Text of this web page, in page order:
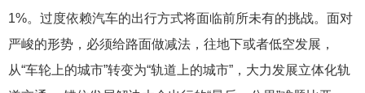
1%。过度依赖汽车的出行方式将面临前所未有的挑战。面对
严峻的形势，必须给路面做减法，往地下或者低空发展，
从“车轮上的城市”转变为“轨道上的城市”，大力发展立体化轨